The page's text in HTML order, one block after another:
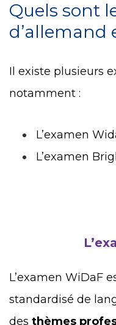
Quels sont
d’allemand
Il existe plusieurs
notamment :
L’examen
L’examen
L’examen WiDaF
standardisé de
des thèmes